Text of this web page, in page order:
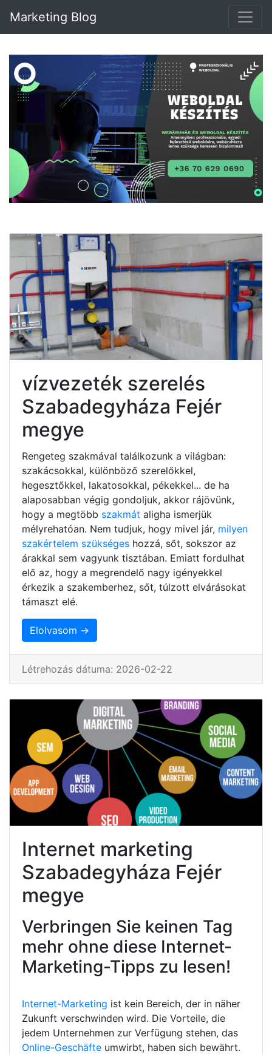
Marketing Blog
vízvezeték szerelés
Szabadegyháza Fejér
megye
Rengeteg szakmával találkozunk a világban:
szakácsokkal, különböző szerelőkkel,
hegesztőkkel, lakatosokkal, pékekkel... de ha
alaposabban végig gondoljuk, akkor rájövünk,
hogy a megtöbb szakmát aligha ismerjük
mélyrehatóan. Nem tudjuk, hogy mivel jár, milyen
szakértelem szükséges hozzá, sőt, sokszor az
árakkal sem vagyunk tisztában. Emiatt fordulhat
elő az, hogy a megrendelő nagy igényekkel
érkezik a szakemberhez, sőt, túlzott elvárásokat
támaszt elé.
Elolvasom →
Létrehozás dátuma: 2026-02-22
Internet marketing
Szabadegyháza Fejér
megye
Verbringen Sie keinen Tag
mehr ohne diese Internet-
Marketing-Tipps zu lesen!
Internet-Marketing ist kein Bereich, der in näher
Zukunft verschwinden wird. Die Vorteile, die
jedem Unternehmen zur Verfügung stehen, das
Online-Geschäfte umwirbt, haben sich bewährt.